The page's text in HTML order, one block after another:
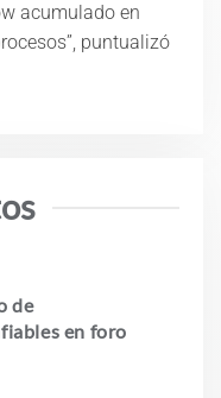
acumulado en
puntualizó
de
en foro